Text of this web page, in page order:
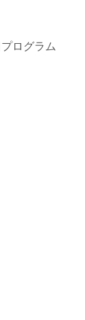
ログラム